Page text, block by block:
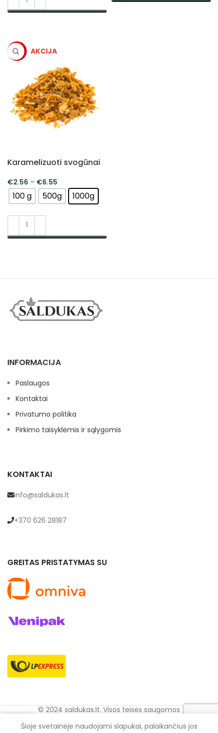
-5%
Karamelizuoti svogūnai
€2.56 – €6.55
100 g 500g 1000g
INFORMACIJA
Paslaugos
Kontaktai
Privatumo politika
Pirkimo taisyklėmis ir sąlygomis
KONTAKTAI
info@saldukas.lt
+370 626 28187
GREITAS PRISTATYMAS SU
© 2024 saldukas.lt. Visos teisės saugomos
Šioje svetainėje naudojami slapukai, palaikančius jos